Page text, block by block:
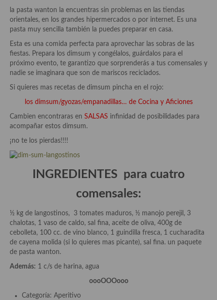
Aderezos, salsas, vinagretas, especias, hierbas aromáticas o
aditivos
Especias, mezclas de especias
Hierbas aromáticas
Aceites
Mojos y pastas
Sales y polvos
Salsas y mojos
Bocadillos, hamburguesas, sándwich, emparedados, tostas y
demás
Entrantes y primeros platos
Ensaladas
la pasta wanton la encuentras sin problemas en las tiendas
orientales, en los grandes hipermercados o por internet. Es una
pasta muy sencilla también la puedes preparar en casa.
Esta es una comida perfecta para aprovechar las sobras de las
fiestas. Prepara los dimsum y congélalos, guárdalos para el
próximo evento, te garantizo que sorprenderás a tus comensales y
nadie se imaginara que son de mariscos reciclados.
Si quieres mas recetas de dimsum pincha en el rojo:
los dimsum/gyozas/empanadillas… de Cocina y Aficiones
Cambien encontraras en SALSAS infinidad de posibilidades para
acompañar estos dimsum.
¡no te los pierdas!!!!
INGREDIENTES para cuatro
comensales:
½ kg de langostinos, 3 tomates maduros, ½ manojo perejil, 3
chalotas, 1 vaso de caldo, sal fina, aceite de oliva, 400g de
cebolleta, 100 cc. de vino blanco, 1 guindilla fresca, 1 cucharadita
de cayena molida (si lo quieres mas picante), sal fina. un paquete
de pasta wanton.
Además: 1 c/s de harina, agua
oooOOOooo
Categoría: Aperitivo